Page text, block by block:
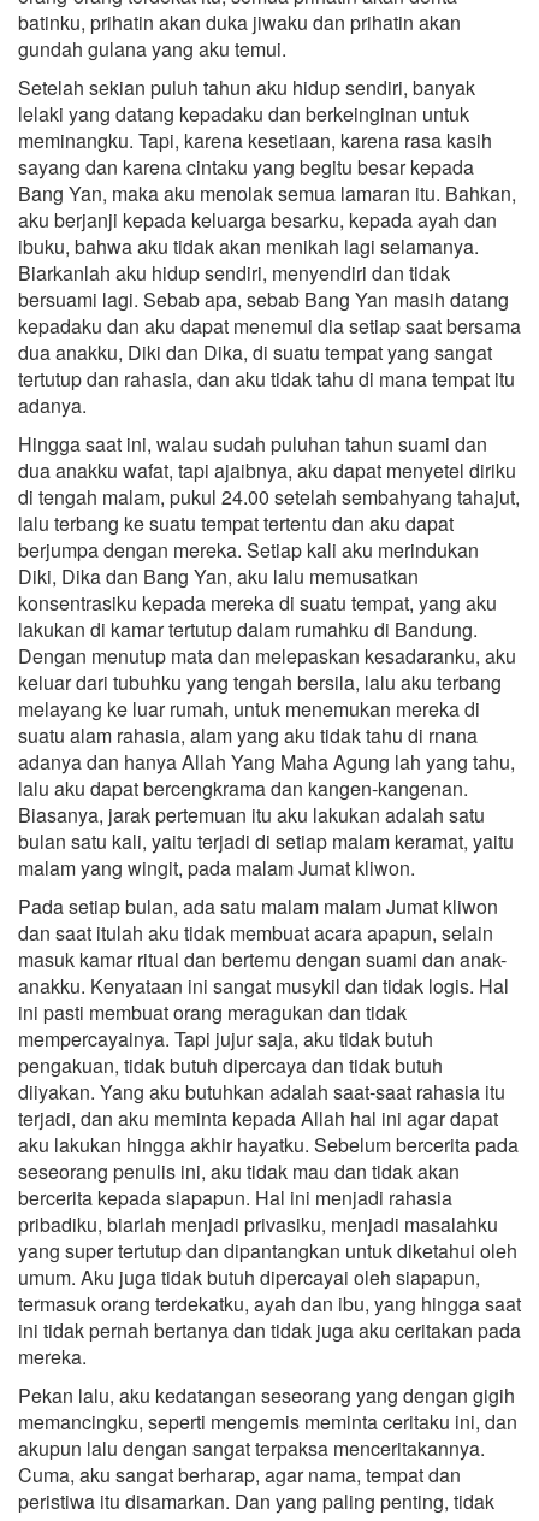
batinku, prihatin akan duka jiwaku dan prihatin akan
gundah gulana yang aku temui.
Setelah sekian puluh tahun aku hidup sendiri, banyak
lelaki yang datang kepadaku dan berkeinginan untuk
meminangku. Tapi, karena kesetiaan, karena rasa kasih
sayang dan karena cintaku yang begitu besar kepada
Bang Yan, maka aku menolak semua lamaran itu. Bahkan,
aku berjanji kepada keluarga besarku, kepada ayah dan
ibuku, bahwa aku tidak akan menikah lagi selamanya.
Biarkanlah aku hidup sendiri, menyendiri dan tidak
bersuami lagi. Sebab apa, sebab Bang Yan masih datang
kepadaku dan aku dapat menemui dia setiap saat bersama
dua anakku, Diki dan Dika, di suatu tempat yang sangat
tertutup dan rahasia, dan aku tidak tahu di mana tempat itu
adanya.
Hingga saat ini, walau sudah puluhan tahun suami dan
dua anakku wafat, tapi ajaibnya, aku dapat menyetel diriku
di tengah malam, pukul 24.00 setelah sembahyang tahajut,
lalu terbang ke suatu tempat tertentu dan aku dapat
berjumpa dengan mereka. Setiap kali aku merindukan
Diki, Dika dan Bang Yan, aku lalu memusatkan
konsentrasiku kepada mereka di suatu tempat, yang aku
lakukan di kamar tertutup dalam rumahku di Bandung.
Dengan menutup mata dan melepaskan kesadaranku, aku
keluar dari tubuhku yang tengah bersila, lalu aku terbang
melayang ke luar rumah, untuk menemukan mereka di
suatu alam rahasia, alam yang aku tidak tahu di rnana
adanya dan hanya Allah Yang Maha Agung lah yang tahu,
lalu aku dapat bercengkrama dan kangen-kangenan.
Biasanya, jarak pertemuan itu aku lakukan adalah satu
bulan satu kali, yaitu terjadi di setiap malam keramat, yaitu
malam yang wingit, pada malam Jumat kliwon.
Pada setiap bulan, ada satu malam malam Jumat kliwon
dan saat itulah aku tidak membuat acara apapun, selain
masuk kamar ritual dan bertemu dengan suami dan anak-
anakku. Kenyataan ini sangat musykil dan tidak logis. Hal
ini pasti membuat orang meragukan dan tidak
mempercayainya. Tapi jujur saja, aku tidak butuh
pengakuan, tidak butuh dipercaya dan tidak butuh
diiyakan. Yang aku butuhkan adalah saat-saat rahasia itu
terjadi, dan aku meminta kepada Allah hal ini agar dapat
aku lakukan hingga akhir hayatku. Sebelum bercerita pada
seseorang penulis ini, aku tidak mau dan tidak akan
bercerita kepada siapapun. Hal ini menjadi rahasia
pribadiku, biarlah menjadi privasiku, menjadi masalahku
yang super tertutup dan dipantangkan untuk diketahui oleh
umum. Aku juga tidak butuh dipercayai oleh siapapun,
termasuk orang terdekatku, ayah dan ibu, yang hingga saat
ini tidak pernah bertanya dan tidak juga aku ceritakan pada
mereka.
Pekan lalu, aku kedatangan seseorang yang dengan gigih
memancingku, seperti mengemis meminta ceritaku ini, dan
akupun lalu dengan sangat terpaksa menceritakannya.
Cuma, aku sangat berharap, agar nama, tempat dan
peristiwa itu disamarkan. Dan yang paling penting, tidak